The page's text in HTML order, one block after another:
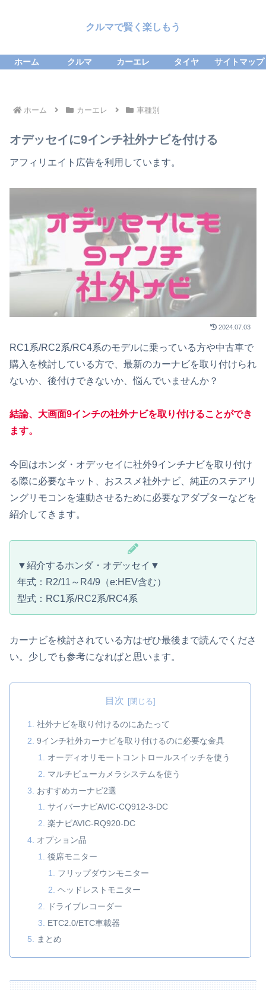
クルマで賢く楽しもう
ホーム クルマ カーエレ タイヤ サイトマップ
ホーム カーエレ 車種別
オデッセイに9インチ社外ナビを付ける
アフィリエイト広告を利用しています。
2024.07.03
RC1系/RC2系/RC4系のモデルに乗っている方や中古車で
購入を検討している方で、最新のカーナビを取り付けられ
ないか、後付けできないか、悩んでいませんか？
結論、大画面9インチの社外ナビを取り付けることができ
ます。
今回はホンダ・オデッセイに社外9インチナビを取り付け
る際に必要なキット、おススメ社外ナビ、純正のステアリ
ングリモコンを連動させるために必要なアダプターなどを
紹介してきます。
▼紹介するホンダ・オデッセイ▼
年式：R2/11～R4/9（e:HEV含む）
型式：RC1系/RC2系/RC4系
カーナビを検討されている方はぜひ最後まで読んでくださ
い。少しでも参考になればと思います。
目次
社外ナビを取り付けるのにあたって
9インチ社外カーナビを取り付けるのに必要な金具
オーディオリモートコントロールスイッチを使う
マルチビューカメラシステムを使う
おすすめカーナビ2選
サイバーナビAVIC-CQ912-3-DC
楽ナビAVIC-RQ920-DC
オプション品
後席モニター
フリップダウンモニター
ヘッドレストモニター
ドライブレコーダー
ETC2.0/ETC車載器
まとめ